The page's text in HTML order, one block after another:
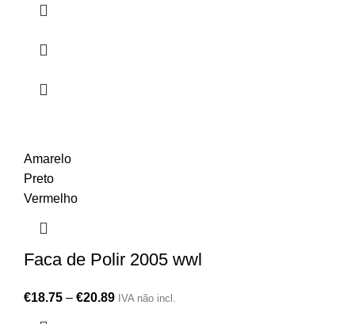
Amarelo
Preto
Vermelho
Faca de Polir 2005 wwl
€18.75 – €20.89 IVA não incl.